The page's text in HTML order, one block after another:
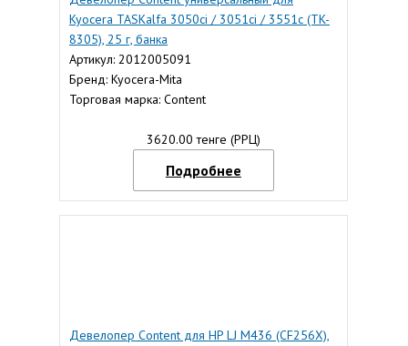
Kyocera TASKalfa 3050ci / 3051ci / 3551c (TK-
8305), 25 г, банка
Артикул: 2012005091
Бренд: Kyocera-Mita
Торговая марка: Content
3620.00 тенге (РРЦ)
Подробнее
Девелопер Content для HP LJ M436 (CF256X),